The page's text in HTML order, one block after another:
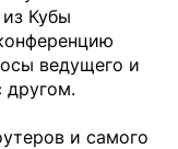
Кубы
ведущего и
другом.
и самого